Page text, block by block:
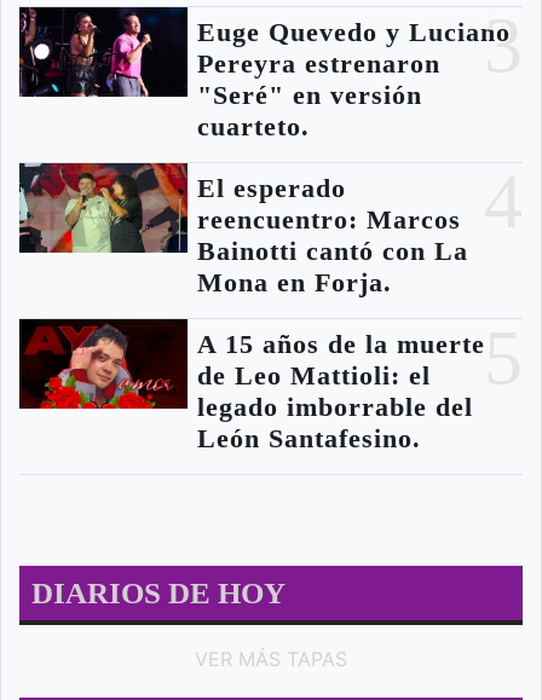
3
Euge Quevedo y Luciano
Pereyra estrenaron
"Seré" en versión
cuarteto.
El esperado
reencuentro: Marcos
Bainotti cantó con La
Mona en Forja.
A 15 años de la muerte
de Leo Mattioli: el
legado imborrable del
León Santafesino.
DIARIOS DE HOY
VER MÁS TAPAS